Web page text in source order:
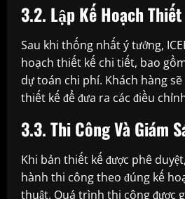
3.2. Lập Kế Hoạch
Sau khi thống nhất ý tưởng,
hoạch thiết kế chi tiết, bao
dự toán chi phí. Khách hàng
thiết kế để đưa ra các điều
3.3. Thi Công Và Giám
Khi bản thiết kế được phê
hành thi công theo đúng kế
thuật. Quá trình thi công được